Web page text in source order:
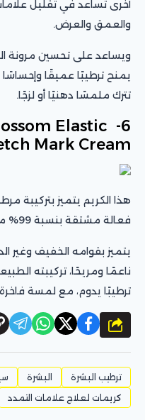
أخرى تساعد في تقليل
والعمق والعرض.
ويساعد على تحسين مرونة
يمنح ترطيبًا عميقًا وإحساسًا
تترك ملمسًا دهنيًا أو لزجًا.
Elastic
Mark Cream
هذا الكريم يتميز بتركيبة
فعالة مشتقة بنسبة 99% من مصادر طبيعية.
يتميز بقوامه الخفيف وغير
ناعمًا ومريحًا، تركيبته
ترطيبًا يدوم، مع لمسة
شارك
ترطيب البشرة البشرة
كريمات لعلاج علامات التمدد